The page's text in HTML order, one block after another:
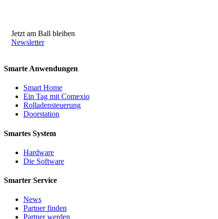
Jetzt am Ball bleiben
Newsletter
Smarte Anwendungen
Smart Home
Ein Tag mit Comexio
Rolladensteuerung
Doorstation
Smartes System
Hardware
Die Software
Smarter Service
News
Partner finden
Partner werden